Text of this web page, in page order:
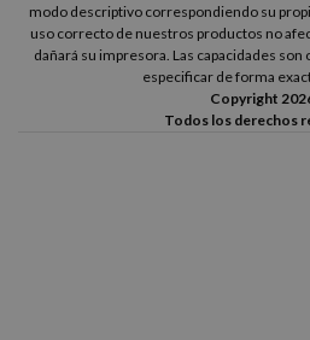
modo descriptivo correspondiendo su
uso correcto de nuestros productos no
dañará su impresora. Las capacidades
especificar de forma
Copyright
Todos los derechos